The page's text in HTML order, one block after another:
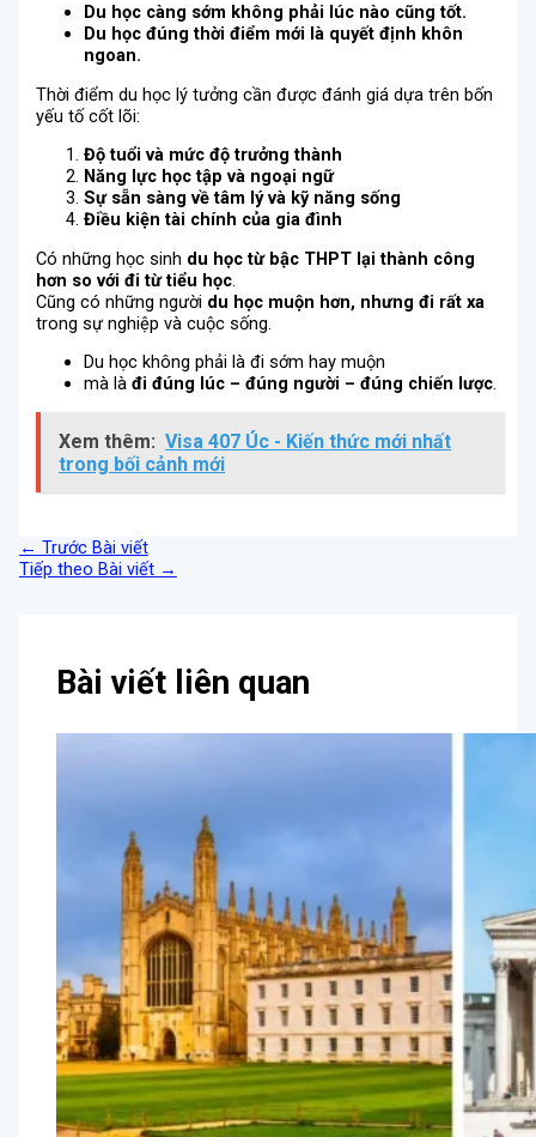
Du học càng sớm không phải lúc nào cũng tốt.
Du học đúng thời điểm mới là quyết định khôn
ngoan.
Thời điểm du học lý tưởng cần được đánh giá dựa trên bốn
yếu tố cốt lõi:
Độ tuổi và mức độ trưởng thành
Năng lực học tập và ngoại ngữ
Sự sẵn sàng về tâm lý và kỹ năng sống
Điều kiện tài chính của gia đình
Có những học sinh du học từ bậc THPT lại thành công
hơn so với đi từ tiểu học.
Cũng có những người du học muộn hơn, nhưng đi rất xa
trong sự nghiệp và cuộc sống.
Du học không phải là đi sớm hay muộn
mà làđi đúng lúc – đúng người – đúng chiến lược.
Xem thêm: Visa 407 Úc - Kiến thức mới nhất
trong bối cảnh mới
← Trước Bài viết
Tiếp theo Bài viết →
Bài viết liên quan